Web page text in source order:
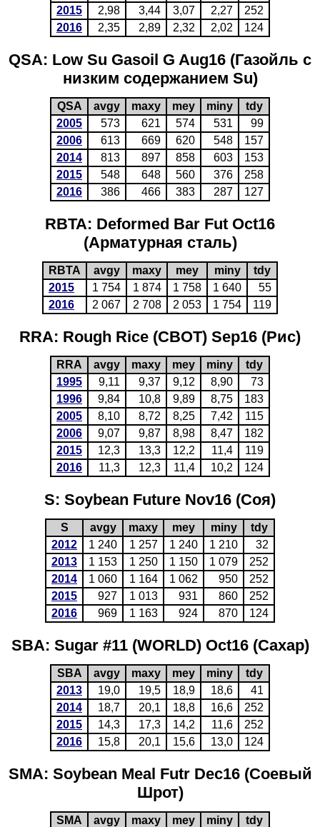
2015
2,98 3,44 3,07 2,27
252
2016
2,35 2,89 2,32 2,02 124
QSA: Low Su Gasoil G Aug16 (Газойль с
низким содержанием Su)
QSA avgy maxy mey miny
tdy
2005
573 621 574 531
99
2006
613 669 620 548
157
2014
813 897 858 603
153
2015
548 648 560 376
258
2016
386 466 383 287 127
RBTA: Deformed Bar Fut Oct16
(Арматурная сталь)
RBTA avgy maxy mey miny
tdy
2015
1 754 1 874 1 758 1 640
55
2016
2 067 2 708 2 053 1 754 119
RRA: Rough Rice (CBOT) Sep16 (Рис)
RRA avgy maxy mey miny
tdy
1995
9,11 9,37 9,12 8,90
73
1996
9,84 10,8 9,89 8,75
183
2005
8,10 8,72 8,25 7,42
115
2006
9,07 9,87 8,98 8,47
182
2015
12,3 13,3 12,2 11,4
119
2016
11,3 12,3 11,4 10,2 124
S: Soybean Future Nov16 (Соя)
S avgy maxy mey miny
tdy
2012
1 240 1 257 1 240 1 210
32
2013
1 153 1 250 1 150 1 079
252
2014
1 060 1 164 1 062 950
252
2015
927 1 013 931 860
252
2016
969 1 163 924 870 124
SBA: Sugar #11 (WORLD) Oct16 (Сахар)
SBA avgy maxy mey miny
tdy
2013
19,0 19,5 18,9 18,6
41
2014
18,7 20,1 18,8 16,6
252
2015
14,3 17,3 14,2 11,6
252
2016
15,8 20,1 15,6 13,0 124
SMA: Soybean Meal Futr Dec16 (Соевый
Шрот)
SMA avgy maxy mey miny
tdy